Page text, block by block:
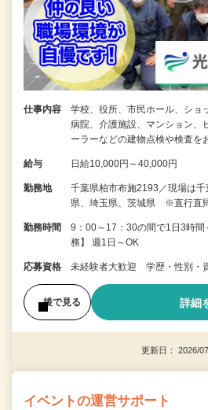
仕事内容
学校、役所、市民ホール、ショ
病院、介護施設、マンション、
ーラーなどの建物点検や検査を
給与 日給10,000円～40,000円
勤務地
千葉県柏市布施2193／現場は千
県、埼玉県、茨城県 ※直行直
勤務時間
9：00～17：30の間で1日3時
務】 週1日～OK
応募資格 未経験者大歓迎 学歴・性別・
後で見る 詳細
更新日： 2026/
イベントの運営サポート